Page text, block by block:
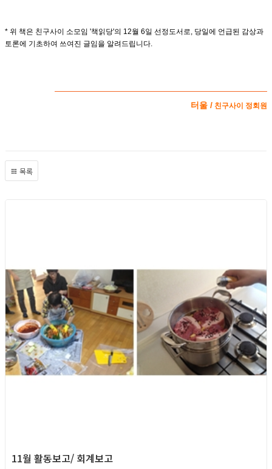
* 위 책은 친구사이 소모임 '책읽당'의 12월 6일 선정도서로, 당일에 언급된 감상과
토론에 기초하여 쓰여진 글임을 알려드립니다.
터울 / 친구사이 정회원
목록
11월 활동보고/ 회계보고